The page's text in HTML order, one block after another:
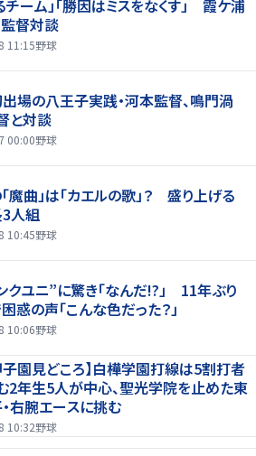
チーム」「勝因はミスをなくす」 霞ケ浦
督対談
11:15野球
場の八王子実践・河本監督、鳴門渦
と対談
00:00野球
魔曲」は「カエルの歌」？ 盛り上げる
人組
10:45野球
クユニ”に驚き「なんだ!?」 11年ぶり
惑の声「こんな色だった？」
10:06野球
子園見どころ】白樺学園打線は5割打者
2年生5人が中心、聖光学院を止めた東
右腕エースに挑む
10:32野球